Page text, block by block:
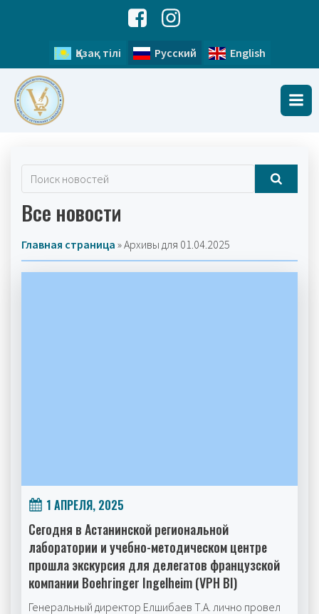
Қазақ тілі Русский English
Все новости
Главная страница »Архивы для 01.04.2025
1 АПРЕЛЯ, 2025
Сегодня в Астанинской региональной
лаборатории и учебно-методическом центре
прошла экскурсия для делегатов французской
компании Boehringer Ingelheim (VPH BI)
Генеральный директор Елшибаев Т.А. лично провел